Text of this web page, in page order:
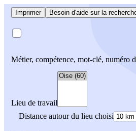
Imprimer Besoin d'aide sur la
Métier, compétence, mot-clé, numéro
Lieu de travail
Distance autour du lieu choisi